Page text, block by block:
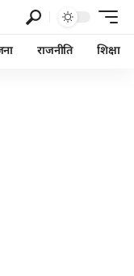
राजनीति शिक्षा